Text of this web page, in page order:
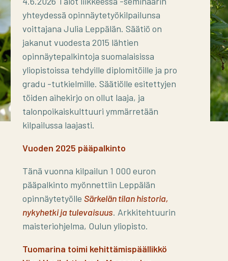
yhteydessä opinnäytetyökilpailunsa
voittajana Julia Leppälän. Säätiö on
jakanut vuodesta 2015 lähtien
opinnäytepalkintoja suomalaisissa
yliopistoissa tehdyille diplomitöille ja pro
gradu -tutkielmille. Säätiölle esitettyjen
töiden aihekirjo on ollut laaja, ja
talonpoikaiskulttuuri ymmärretään
kilpailussa laajasti.
Vuoden 2025 pääpalkinto
Tänä vuonna kilpailun 1 000 euron
pääpalkinto myönnettiin Leppälän
opinnäytetyölleSärkelän tilan historia,
nykyhetki ja tulevaisuus. Arkkitehtuurin
maisteriohjelma, Oulun yliopisto.
Tuomarina toimi kehittämispäällikkö